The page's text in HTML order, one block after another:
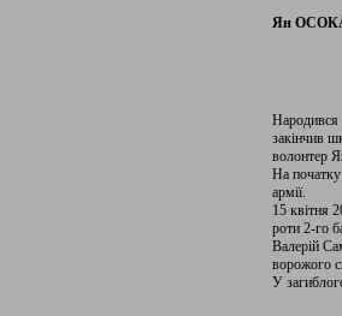
Ян
Народився
закінчив
волонтер
На
армії.
15 квітня
роти 2-го
Валерій
ворожого
У